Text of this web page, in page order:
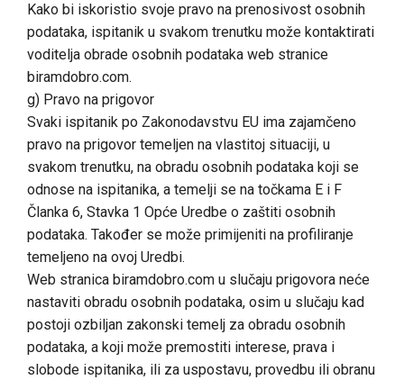
Kako bi iskoristio svoje pravo na prenosivost osobnih
podataka, ispitanik u svakom trenutku može kontaktirati
voditelja obrade osobnih podataka web stranice
biramdobro.com.
g) Pravo na prigovor
Svaki ispitanik po Zakonodavstvu EU ima zajamčeno
pravo na prigovor temeljen na vlastitoj situaciji, u
svakom trenutku, na obradu osobnih podataka koji se
odnose na ispitanika, a temelji se na točkama E i F
Članka 6, Stavka 1 Opće Uredbe o zaštiti osobnih
podataka. Također se može primijeniti na profiliranje
temeljeno na ovoj Uredbi.
Web stranica biramdobro.com u slučaju prigovora neće
nastaviti obradu osobnih podataka, osim u slučaju kad
postoji ozbiljan zakonski temelj za obradu osobnih
podataka, a koji može premostiti interese, prava i
slobode ispitanika, ili za uspostavu, provedbu ili obranu